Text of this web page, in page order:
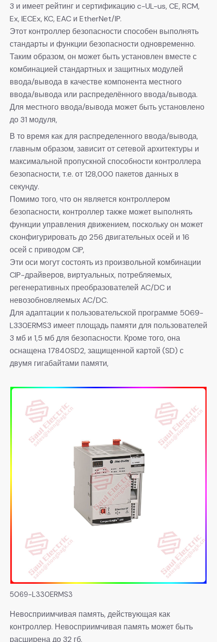
3 и имеет рейтинг и сертификацию c-UL-us, CE, RCM,
Ex, IECEx, KC, EAC и EtherNet/IP.
Этот контроллер безопасности способен выполнять
стандарты и функции безопасности одновременно.
Таким образом, он может быть установлен вместе с
комбинацией стандартных и защитных модулей
ввода/вывода в качестве компонента местного
ввода/вывода или распределённого ввода/вывода.
Для местного ввода/вывода может быть установлено
до 31 модуля,
В то время как для распределенного ввода/вывода,
главным образом, зависит от сетевой архитектуры и
максимальной пропускной способности контроллера
безопасности, т.е. от 128,000 пакетов данных в
секунду.
Помимо того, что он является контроллером
безопасности, контроллер также может выполнять
функции управления движением, поскольку он может
сконфигурировать до 256 двигательных осей и 16
осей с приводом CIP,
Эти оси могут состоять из произвольной комбинации
CIP-драйверов, виртуальных, потребляемых,
регенеративных преобразователей AC/DC и
невозобновляемых AC/DC.
Для адаптации к пользовательской программе 5069-
L330ERMS3 имеет площадь памяти для пользователей
3 мб и 1,5 мб для безопасности. Кроме того, она
оснащена 17840SD2, защищенной картой (SD) с
двумя гигабайтами памяти,
5069-L330ERMS3
Невосприимчивая память, действующая как
контроллер. Невосприимчивая память может быть
расширена до 32 гб.